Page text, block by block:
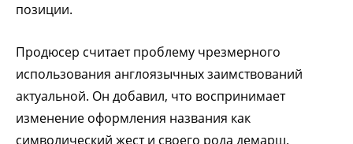
позиции.
Продюсер считает проблему чрезмерного
использования англоязычных заимствований
актуальной. Он добавил, что воспринимает
изменение оформления названия как
символический жест и своего рода демарш.